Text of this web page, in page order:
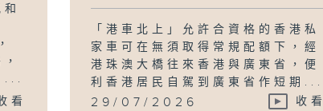
...
看
「港車北上」允許合資格的香港私
家車可在無須取得常規配額下，經
港珠澳大橋往來香港與廣東省，便
利香港居民自駕到廣東省作短期...
29/07/2026 收看